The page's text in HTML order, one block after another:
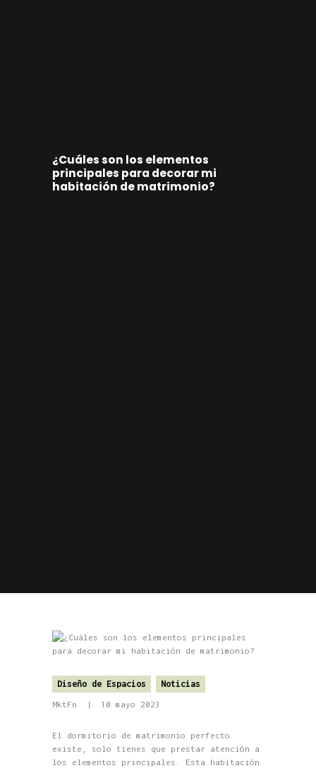
¿Cuáles son los elementos
principales para decorar mi
habitación de matrimonio?
Diseño de Espacios Noticias
MktFn 10 mayo 2023
El dormitorio de matrimonio perfecto
existe, solo tienes que prestar atención a
los elementos principales. Esta habitación